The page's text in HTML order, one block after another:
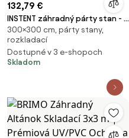
132,79 €
INSTENT záhradný párty stan - 3
x 3 m, urban
300×300 cm, párty stany,
rozkladací
Dostupné v 3 e-shopoch
Skladom